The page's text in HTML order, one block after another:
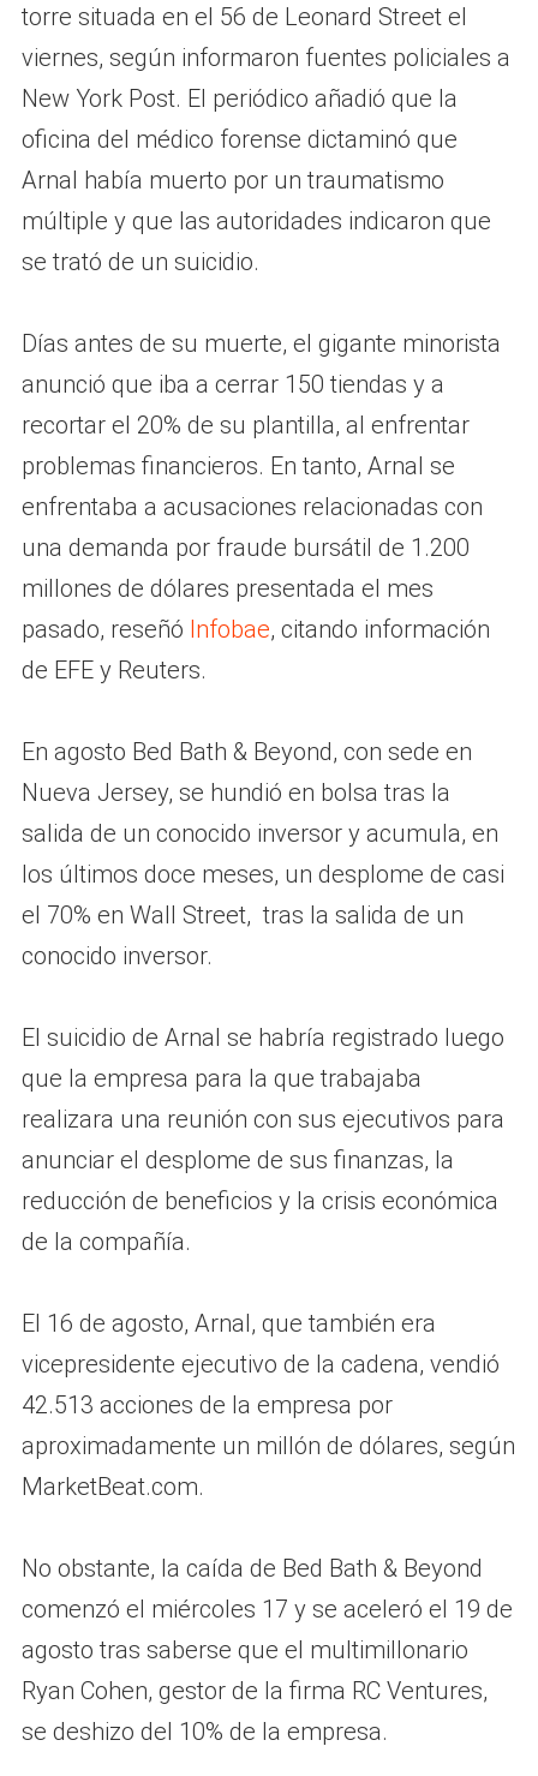
torre situada en el 56 de Leonard Street el
viernes, según informaron fuentes policiales a
New York Post. El periódico añadió que la
oficina del médico forense dictaminó que
Arnal había muerto por un traumatismo
múltiple y que las autoridades indicaron que
se trató de un suicidio.
Días antes de su muerte, el gigante minorista
anunció que iba a cerrar 150 tiendas y a
recortar el 20% de su plantilla, al enfrentar
problemas financieros. En tanto, Arnal se
enfrentaba a acusaciones relacionadas con
una demanda por fraude bursátil de 1.200
millones de dólares presentada el mes
pasado, reseñó Infobae, citando información
de EFE y Reuters.
En agosto Bed Bath & Beyond, con sede en
Nueva Jersey, se hundió en bolsa tras la
salida de un conocido inversor y acumula, en
los últimos doce meses, un desplome de casi
el 70% en Wall Street, tras la salida de un
conocido inversor.
El suicidio de Arnal se habría registrado luego
que la empresa para la que trabajaba
realizara una reunión con sus ejecutivos para
anunciar el desplome de sus finanzas, la
reducción de beneficios y la crisis económica
de la compañía.
El 16 de agosto, Arnal, que también era
vicepresidente ejecutivo de la cadena, vendió
42.513 acciones de la empresa por
aproximadamente un millón de dólares, según
MarketBeat.com.
No obstante, la caída de Bed Bath & Beyond
comenzó el miércoles 17 y se aceleró el 19 de
agosto tras saberse que el multimillonario
Ryan Cohen, gestor de la firma RC Ventures,
se deshizo del 10% de la empresa.